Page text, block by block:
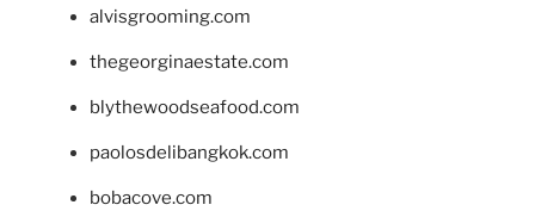
alvisgrooming.com
thegeorginaestate.com
blythewoodseafood.com
paolosdelibangkok.com
bobacove.com